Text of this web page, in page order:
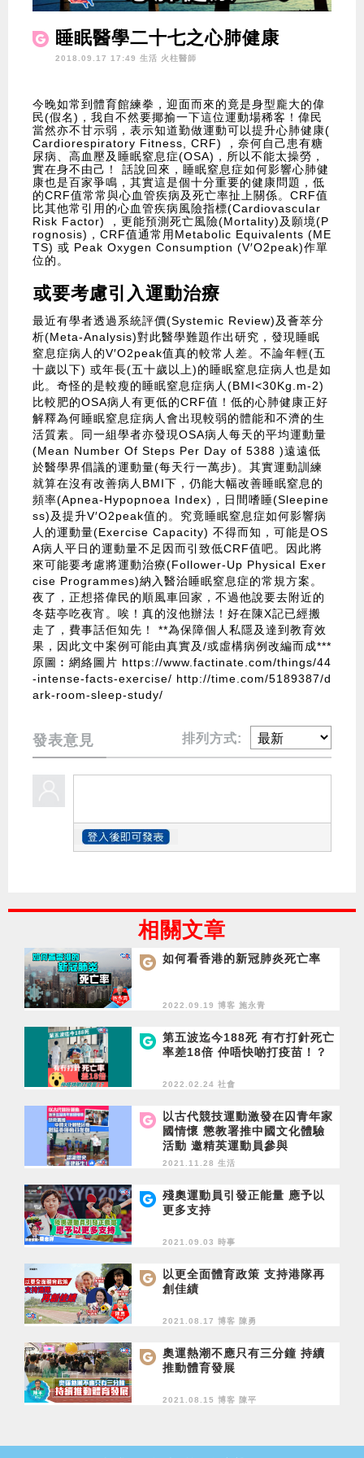
睡眠醫學二十七之心肺健康
2018.09.17 17:49 生活 火柱醫師
今晚如常到體育館練拳，迎面而來的竟是身型龐大的偉
民(假名)，我自不然要揶揄一下這位運動場稀客！偉民
當然亦不甘示弱，表示知道勤做運動可以提升心肺健康(
Cardiorespiratory Fitness, CRF) ，奈何自己患有糖
尿病、高血壓及睡眠窒息症(OSA)，所以不能太操勞，
實在身不由己！ 話說回來，睡眠窒息症如何影響心肺健
康也是百家爭鳴，其實這是個十分重要的健康問題，低
的CRF值常常與心血管疾病及死亡率扯上關係。CRF值
比其他常引用的心血管疾病風險指標(Cardiovascular
Risk Factor) ，更能預測死亡風險(Mortality)及願境(P
rognosis)，CRF值通常用Metabolic Equivalents (ME
TS) 或 Peak Oxygen Consumption (V′O2peak)作單
位的。
或要考慮引入運動治療
最近有學者透過系統評價(Systemic Review)及薈萃分
析(Meta-Analysis)對此醫學難題作出研究，發現睡眠
窒息症病人的V′O2peak值真的較常人差。不論年輕(五
十歲以下) 或年長(五十歲以上)的睡眠窒息症病人也是如
此。奇怪的是較瘦的睡眠窒息症病人(BMI<30Kg.m-2)
比較肥的OSA病人有更低的CRF值！低的心肺健康正好
解釋為何睡眠窒息症病人會出現較弱的體能和不濟的生
活質素。同一組學者亦發現OSA病人每天的平均運動量
(Mean Number Of Steps Per Day of 5388 )遠遠低
於醫學界倡議的運動量(每天行一萬步)。其實運動訓練
就算在沒有改善病人BMI下，仍能大幅改善睡眠窒息的
頻率(Apnea-Hypopnoea Index)，日間嗜睡(Sleepine
ss)及提升V′O2peak值的。究竟睡眠窒息症如何影響病
人的運動量(Exercise Capacity) 不得而知，可能是OS
A病人平日的運動量不足因而引致低CRF值吧。因此將
來可能要考慮將運動治療(Follower-Up Physical Exer
cise Programmes)納入醫治睡眠窒息症的常規方案。
夜了，正想搭偉民的順風車回家，不過他說要去附近的
冬菇亭吃夜宵。唉！真的沒他辦法！好在陳X記已經搬
走了，費事話佢知先！ **為保障個人私隱及達到教育效
果，因此文中案例可能由真實及/或虛構病例改編而成***
原圖︰網絡圖片 https://www.factinate.com/things/44
-intense-facts-exercise/ http://time.com/5189387/d
ark-room-sleep-study/
發表意見 排列方式:
相關文章
如何看香港的新冠肺炎死亡率
2022.09.19 博客 施永青
第五波迄今188死 有冇打針死亡
率差18倍 仲唔快啲打疫苗！？
2022.02.24 社會
以古代競技運動激發在囚青年家
國情懷 懲教署推中國文化體驗
活動 邀精英運動員參與
2021.11.28 生活
殘奧運動員引發正能量 應予以
更多支持
2021.09.03 時事
以更全面體育政策 支持港隊再
創佳績
2021.08.17 博客 陳勇
奧運熱潮不應只有三分鐘 持續
推動體育發展
2021.08.15 博客 陳平